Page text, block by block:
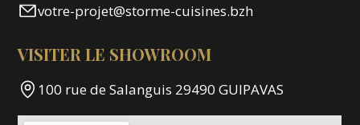
votre-projet@storme-cuisines.bzh
VISITER LE SHOWROOM
100 rue de Salanguis 29490 GUIPAVAS